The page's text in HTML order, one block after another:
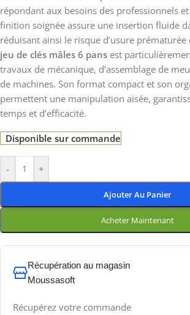
répondant aux besoins des professionnels
finition soignée assure une insertion fluide
réduisant ainsi le risque d’usure prématurée
jeu de clés mâles 6 pans est
travaux de mécanique, d’assemblage de
de machines. Son format compact et son
permettent une manipulation aisée,
temps et d’efficacité.
Disponible sur commande
- +
Ajouter Au Panier
Acheter Maintenant
Récupération au magasin
Moussasoft
Récupérez votre commande